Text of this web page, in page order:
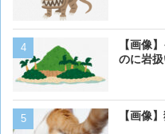
【画像
のに岩
【画像